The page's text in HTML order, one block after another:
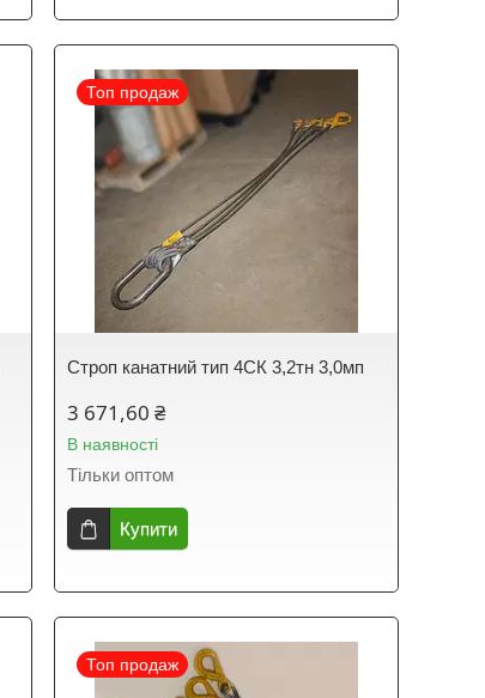
Топ продаж
Строп канатний тип 4СК 3,2тн 3,0мп
3 671,60 ₴
В наявності
Тільки оптом
Купити
Топ продаж